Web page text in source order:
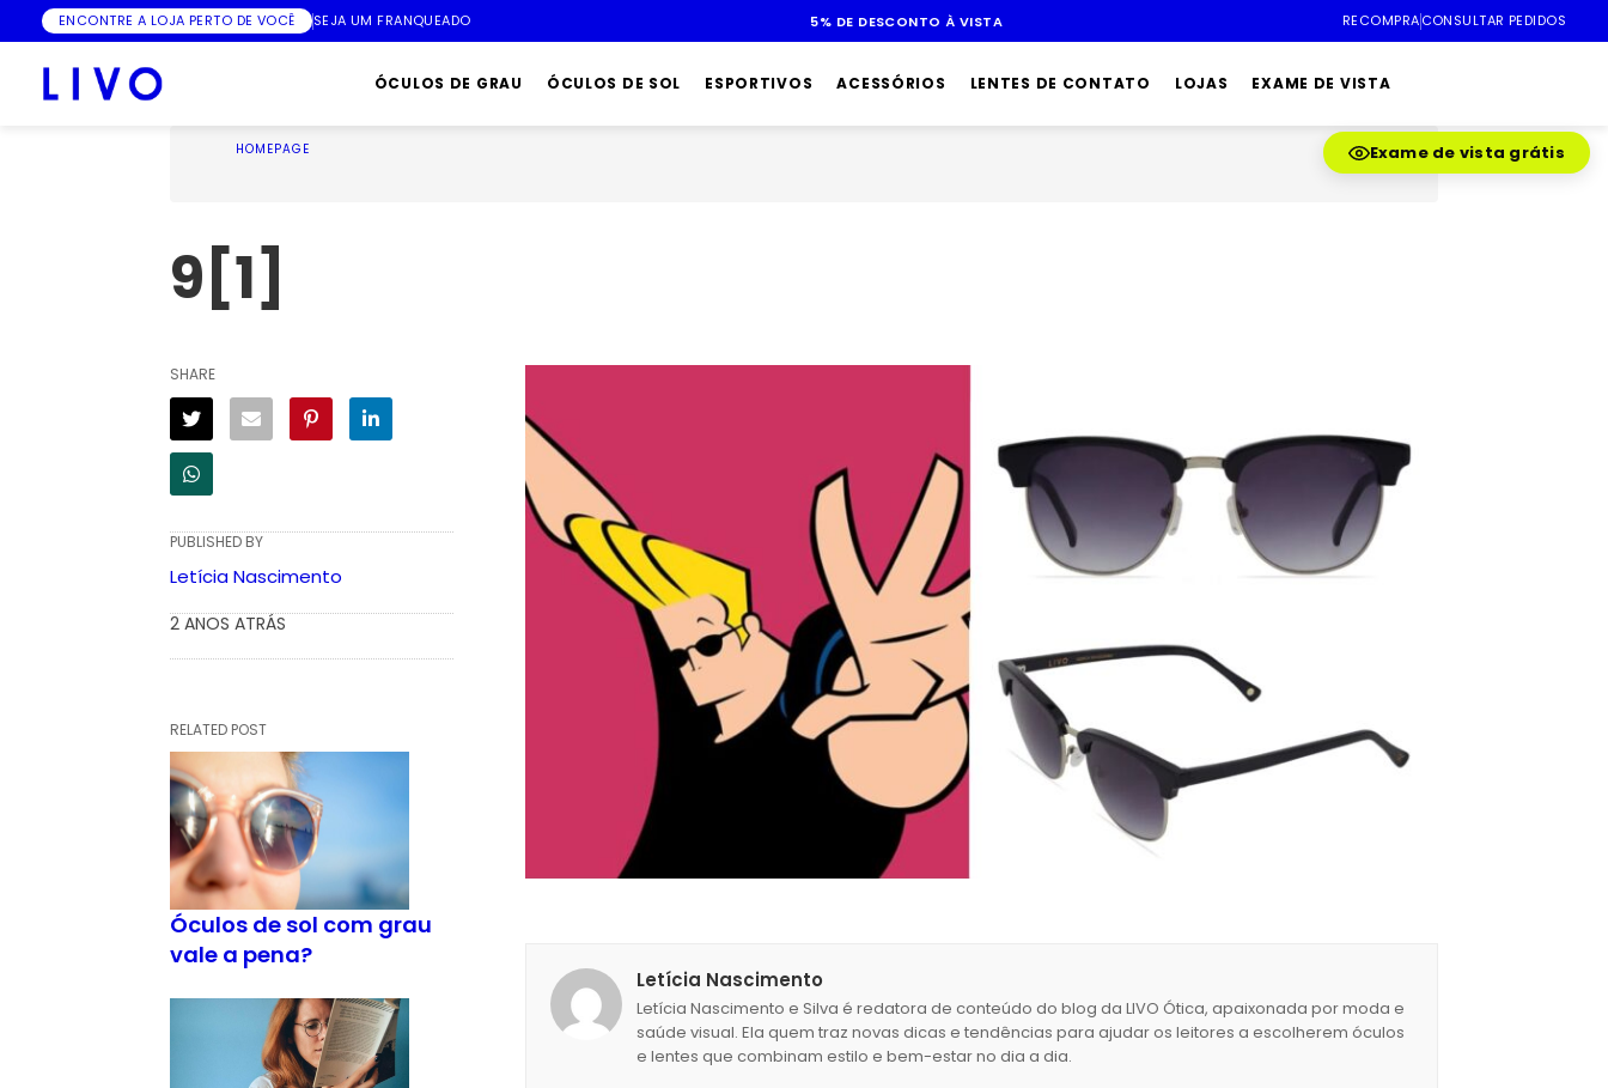
ENCONTRE A LOJA PERTO DE VOCÊ SEJA UM FRANQUEADO ATÉ 10X SEM JUROS RECOMPRACONSULTAR PEDIDOS
ÓCULOS DE GRAU ÓCULOS DE SOL ESPORTIVOS ACESSÓRIOS LENTES DE CONTATO LOJAS EXAME DE VISTA
Exame de vista grátis
HOMEPAGE
9[1]
Letícia Nascimento
Letícia Nascimento e Silva é redatora de conteúdo do blog da LIVO Ótica, apaixonada por moda e
saúde visual. Ela quem traz novas dicas e tendências para ajudar os leitores a escolherem óculos
e lentes que combinam estilo e bem-estar no dia a dia.
SHARE
PUBLISHED BY
Letícia Nascimento
2 ANOS ATRÁS
RELATED POST
Óculos de sol com grau
vale a pena?